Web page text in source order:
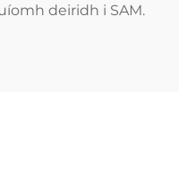
deiridh i SAM.